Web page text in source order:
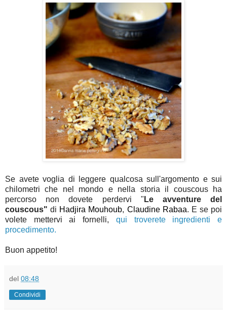
Se avete voglia di leggere qualcosa sull'argomento e sui
chilometri che nel mondo e nella storia il couscous ha
percorso non dovete perdervi " Le avventure del
couscous"di Hadjira Mouhoub, Claudine Rabaa. E se poi
volete mettervi ai fornelli, qui troverete ingredienti e
procedimento.
Buon appetito!
del 08:48
Condividi